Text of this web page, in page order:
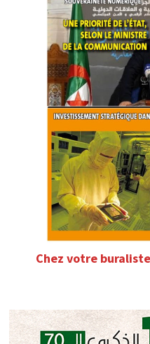
Chez votre buraliste